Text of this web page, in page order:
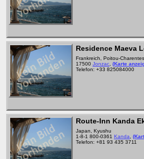
Residence Maeva
Frankreich, Poitou-Charentes
17500 Jonzac (Karte
Telefon: +33 825084000
Route-Inn Kanda
Japan, Kyushu
1-8-1 800-0361 Kanda
Telefon: +81 93 435 3711